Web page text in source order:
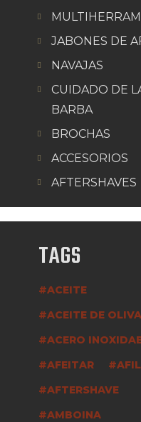
JABONES DE
NAVAJAS
CUIDADO DE
BARBA
BROCHAS
ACCESORIOS
AFTERSHAVES
TAGS
ACEITE
ACEITE DE OLIVA
ACERO
AFEITAR
AFTERSHAVE
AMBOINA